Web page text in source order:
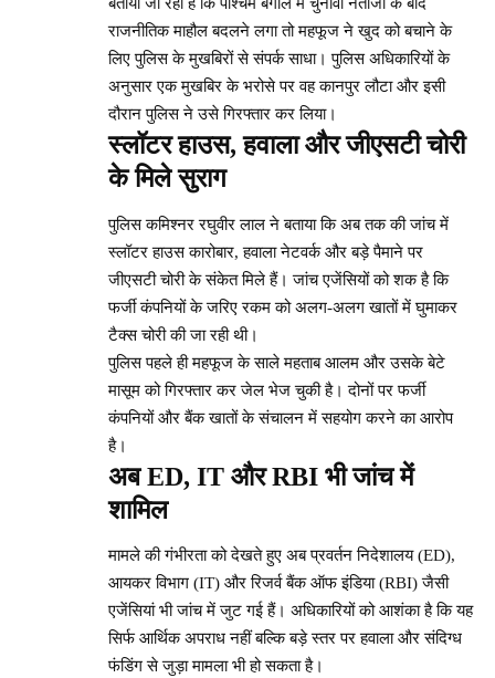
राजनीतिक माहौल बदलने लगा तो महफूज ने खुद को बचाने के
लिए पुलिस के मुखबिरों से संपर्क साधा। पुलिस अधिकारियों के
अनुसार एक मुखबिर के भरोसे पर वह कानपुर लौटा और इसी
दौरान पुलिस ने उसे गिरफ्तार कर लिया।
स्लॉटर हाउस, हवाला और जीएसटी चोरी
के मिले सुराग
पुलिस कमिश्नर रघुवीर लाल ने बताया कि अब तक की जांच में
स्लॉटर हाउस कारोबार, हवाला नेटवर्क और बड़े पैमाने पर
जीएसटी चोरी के संकेत मिले हैं। जांच एजेंसियों को शक है कि
फर्जी कंपनियों के जरिए रकम को अलग-अलग खातों में घुमाकर
टैक्स चोरी की जा रही थी।
पुलिस पहले ही महफूज के साले महताब आलम और उसके बेटे
मासूम को गिरफ्तार कर जेल भेज चुकी है। दोनों पर फर्जी
कंपनियों और बैंक खातों के संचालन में सहयोग करने का आरोप
है।
अब ED, IT और RBI भी जांच में
शामिल
मामले की गंभीरता को देखते हुए अब प्रवर्तन निदेशालय (ED),
आयकर विभाग (IT) और रिजर्व बैंक ऑफ इंडिया (RBI) जैसी
एजेंसियां भी जांच में जुट गई हैं। अधिकारियों को आशंका है कि यह
सिर्फ आर्थिक अपराध नहीं बल्कि बड़े स्तर पर हवाला और संदिग्ध
फंडिंग से जुड़ा मामला भी हो सकता है।